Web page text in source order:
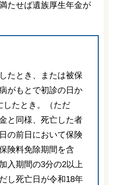
たせば遺族厚生年金が
たとき、または被保
がもとで初診の日か
したとき。（ただ
と同様、死亡した者
の前日において保険
険料免除期間を含
入期間の3分の2以上
し死亡日が令和18年